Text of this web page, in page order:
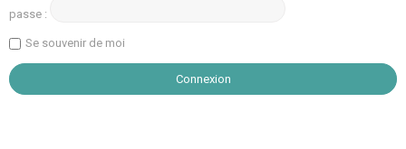
passe :
Se souvenir de moi